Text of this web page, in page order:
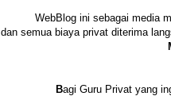
WebBlog ini sebagai media
dan semua biaya privat diterima
Bagi Guru Privat yang